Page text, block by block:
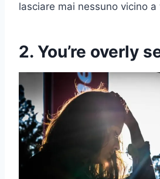
lasciare mai nessuno vicino a
2. You’re overly